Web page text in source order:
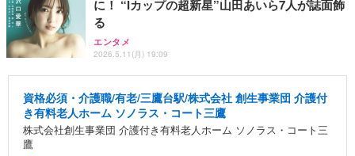
に！ “Iカップの超新星”山田あいら7人が誌面飾
る
エンタメ
2026.5.11(月) 19:09
資格必須・介護職/有老/三鷹台駅/株式会社 創生事業団 介護付
き有料老人ホーム ソノラス・コート三鷹
株式会社創生事業団 介護付き有料老人ホーム ソノラス・コート三
鷹